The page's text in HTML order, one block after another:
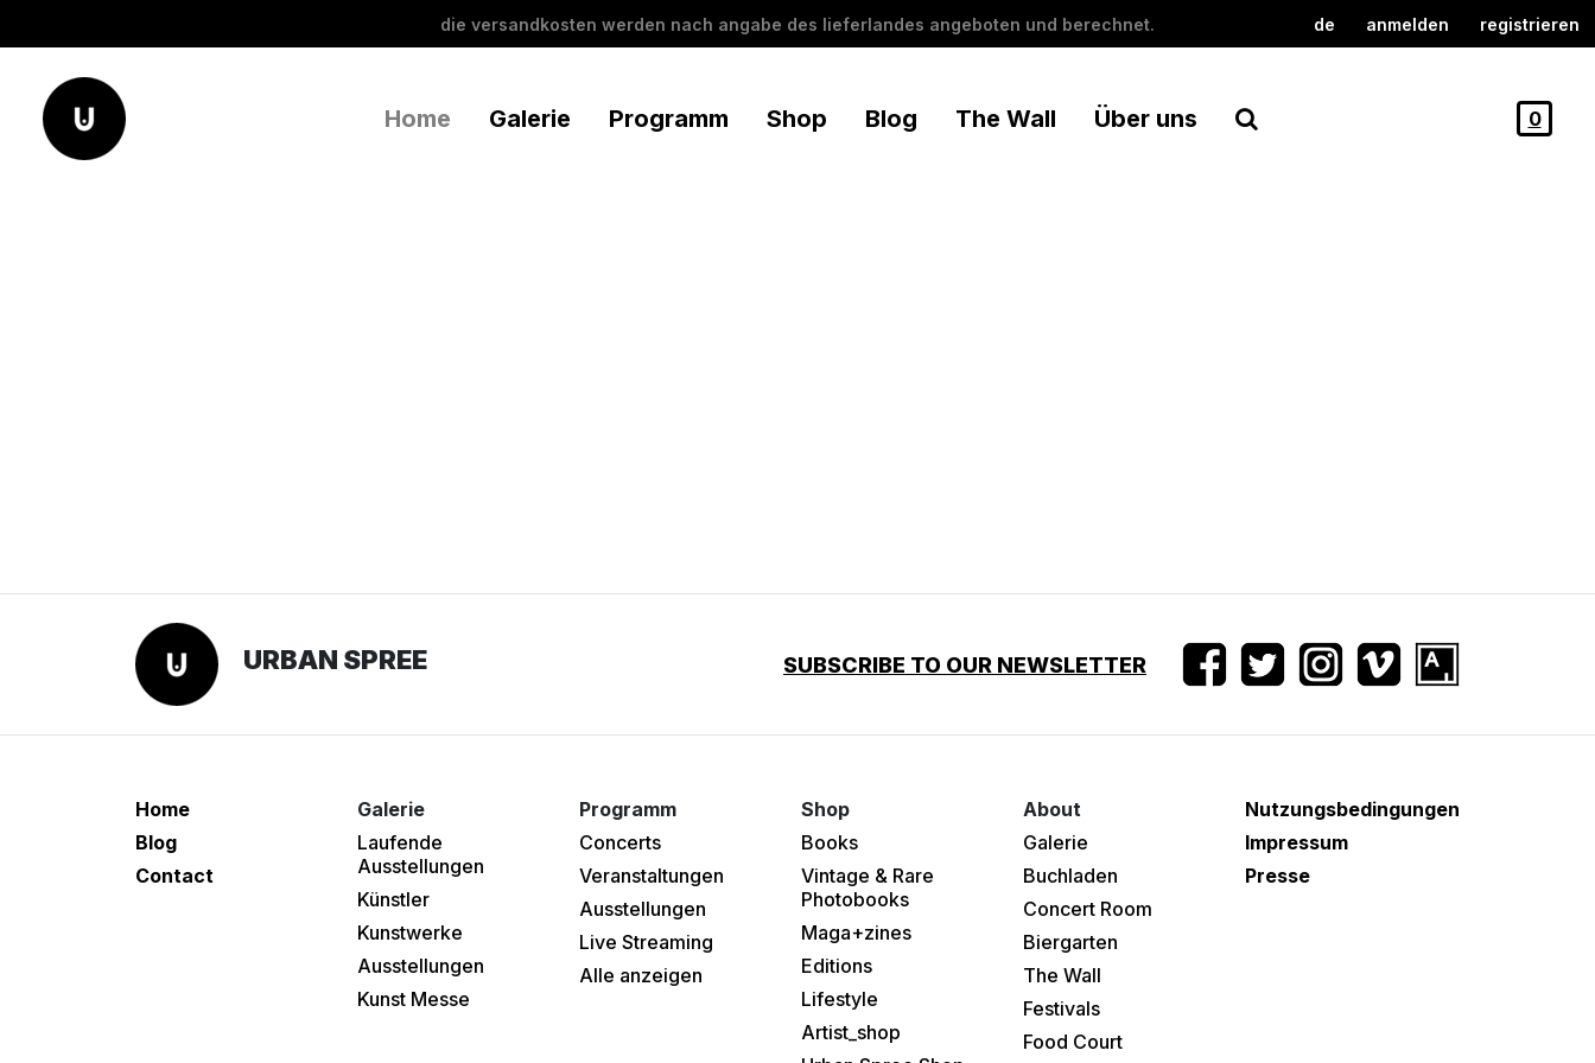
die versandkosten werden nach angabe des lieferlandes angeboten und berechnet. de anmelden registrieren
Home Galerie Programm Shop Blog The Wall Über uns 0
URBAN SPREE SUBSCRIBE TO OUR NEWSLETTER
Home
Blog
Contact
Galerie
Laufende
Ausstellungen
Künstler
Kunstwerke
Ausstellungen
Kunst Messe
Programm
Concerts
Veranstaltungen
Ausstellungen
Live Streaming
Alle anzeigen
Shop
Books
Vintage & Rare
Photobooks
Maga+zines
Editions
Lifestyle
Artist_shop
About
Galerie
Buchladen
Concert Room
Biergarten
The Wall
Festivals
Food Court
Nutzungsbedingungen
Impressum
Presse